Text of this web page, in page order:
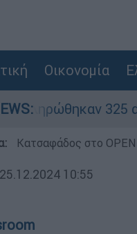
Οικονομία
325
Κατσαφάδος στο
25.12.2024 10:55